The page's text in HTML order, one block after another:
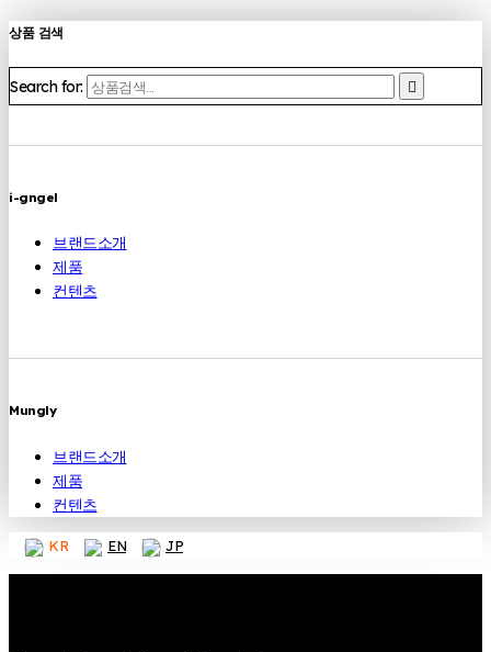
상품 검색
Search for:
i-gngel
브랜드소개
제품
컨텐츠
Mungly
브랜드소개
제품
컨텐츠
KR EN JP